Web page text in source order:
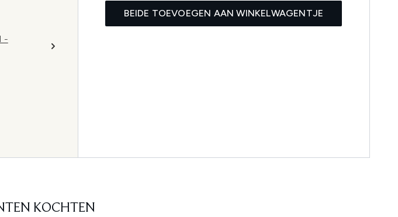
-
BEIDE TOEVOEGEN AAN WINKELWAGENTJE
KOCHTEN